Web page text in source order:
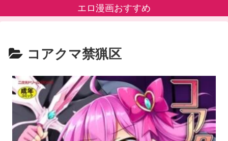
エロ漫画おすすめ
コアクマ禁猟区